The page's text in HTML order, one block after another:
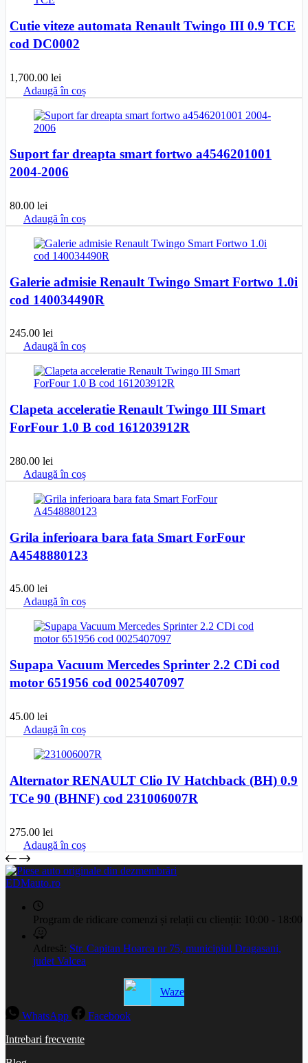
Cutie viteze automata Renault Twingo III 0.9 TCE
cod DC0002
1,700.00 lei
Adaugă în coș
Suport far dreapta smart fortwo a4546201001
2004-2006
80.00 lei
Adaugă în coș
Galerie admisie Renault Twingo Smart Fortwo 1.0i
cod 140034490R
245.00 lei
Adaugă în coș
Clapeta acceleratie Renault Twingo III Smart
ForFour 1.0 B cod 161203912R
280.00 lei
Adaugă în coș
Grila inferioara bara fata Smart ForFour
A4548880123
45.00 lei
Adaugă în coș
Supapa Vacuum Mercedes Sprinter 2.2 CDi cod
motor 651956 cod 0025407097
45.00 lei
Adaugă în coș
Alternator RENAULT Clio IV Hatchback (BH) 0.9
TCe 90 (BHNF) cod 231006007R
275.00 lei
Adaugă în coș
EDMauto.ro
Program de ridicare comenzi și relații cu clienții: 10:00 - 18:00
Adresă: Str. Capitan Hoarca nr 75, municipiul Dragasani,
judet Valcea
Waze
WhatsApp
Facebook
Intrebari frecvente